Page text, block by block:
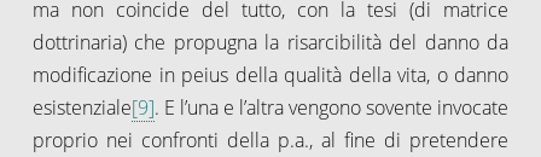
ma non coincide del tutto, con la tesi (di matrice
dottrinaria) che propugna la risarcibilità del danno da
modificazione in peius della qualità della vita, o danno
esistenziale[9]. E l’una e l’altra vengono sovente invocate
proprio nei confronti della p.a., al fine di pretendere